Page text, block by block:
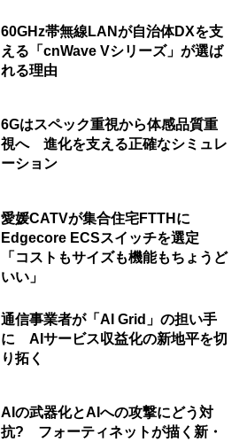
60GHz帯無線LANが自治体DXを支
える「cnWave Vシリーズ」が選ば
れる理由
6Gはスペック重視から体感品質重
視へ 進化を支える正確なシミュレ
ーション
愛媛CATVが集合住宅FTTHに
Edgecore ECSスイッチを選定
「コストもサイズも機能もちょうど
いい」
通信事業者が「AI Grid」の担い手
に AIサービス収益化の新地平を切
り拓く
AIの武器化とAIへの攻撃にどう対
抗? フォーティネットが描く新・